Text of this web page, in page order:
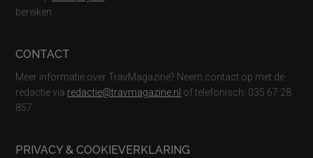
bereiken.
CONTACT
Meer informatie over TravMagazine? Neem contact op met de
redactie via redactie@travmagazine.nl of telefonisch: 035 67 28
857.
PRIVACY & COOKIEVERKLARING